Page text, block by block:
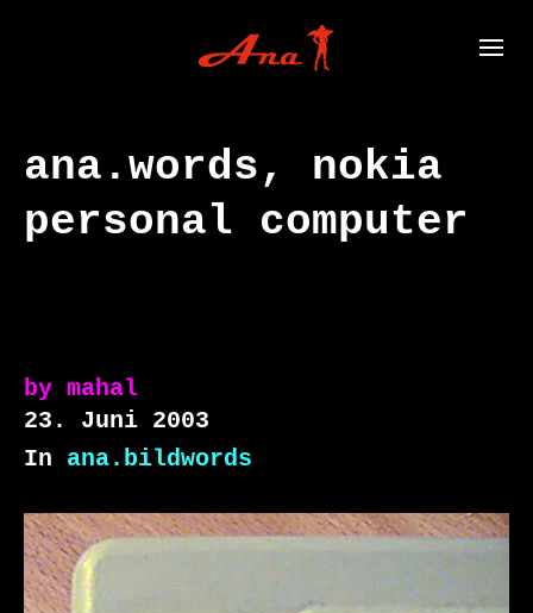
ana.words, nokia
personal computer
by mahal
23. Juni 2003
In ana.bildwords